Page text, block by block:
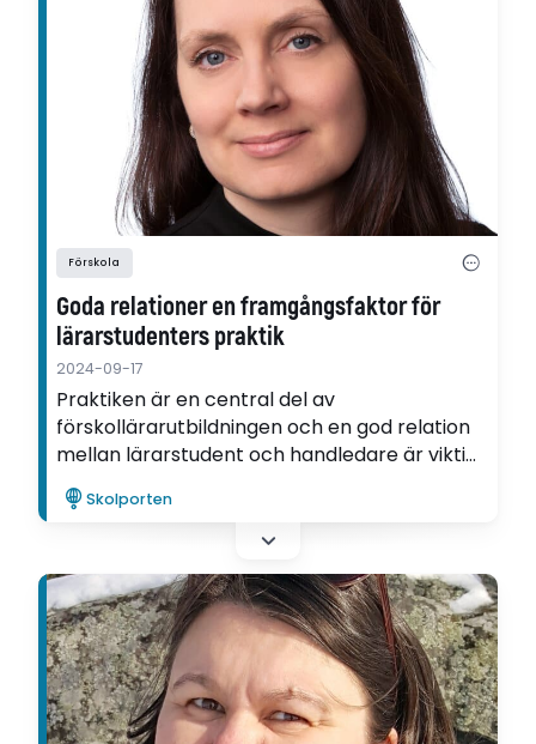
Förskola
Goda relationer en framgångsfaktor för
lärarstudenters praktik
2024-09-17
Praktiken är en central del av
förskollärarutbildningen och en god relation
mellan lärarstudent och handledare är viktig.
Det menar Anna Buss som har forskat om
den finska förskollärarutbildningens praktik.
Skolporten